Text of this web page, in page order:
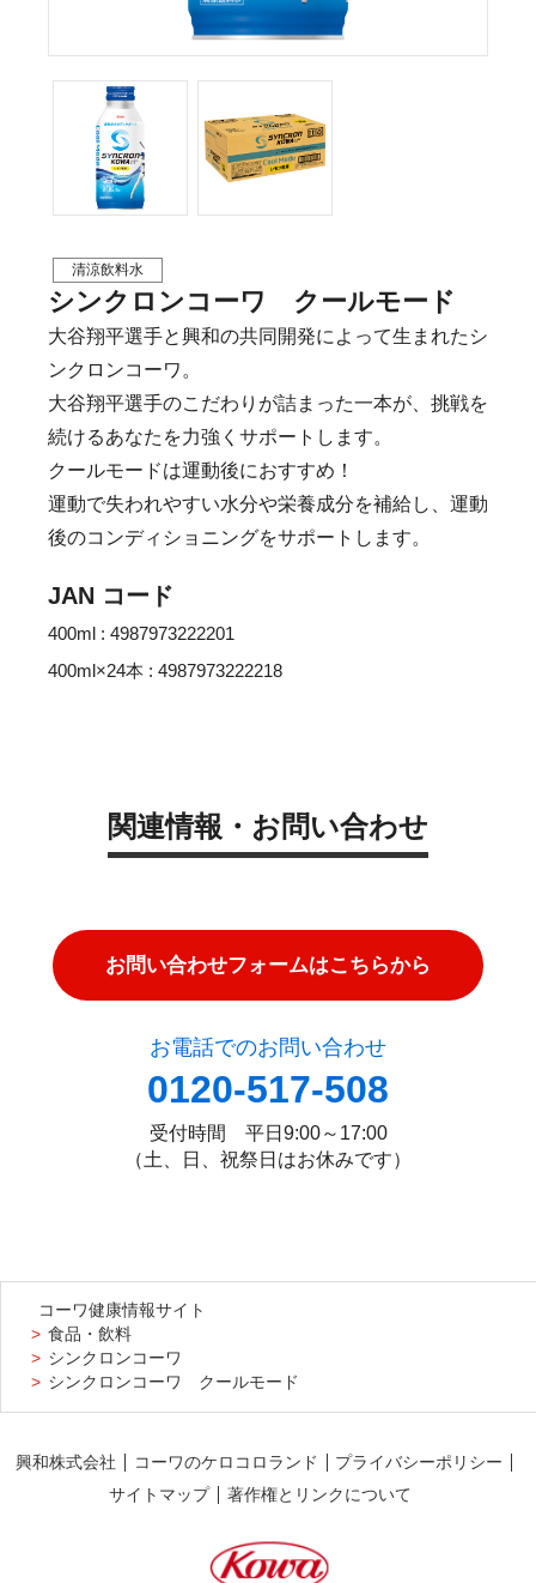
清涼飲料水
シンクロンコーワ クールモード
大谷翔平選手と興和の共同開発によって生まれたシ
ンクロンコーワ。
大谷翔平選手のこだわりが詰まった一本が、挑戦を
続けるあなたを力強くサポートします。
クールモードは運動後におすすめ！
運動で失われやすい水分や栄養成分を補給し、運動
後のコンディショニングをサポートします。
JAN コード
400ml : 4987973222201
400ml×24本 : 4987973222218
関連情報・お問い合わせ
お問い合わせフォームはこちらから
お電話でのお問い合わせ
0120-517-508
受付時間 平日9:00～17:00
（土、日、祝祭日はお休みです）
コーワ健康情報サイト
食品・飲料
シンクロンコーワ
シンクロンコーワ クールモード
興和株式会社 コーワのケロコロランド
プライバシーポリシー
サイトマップ
著作権とリンクについて